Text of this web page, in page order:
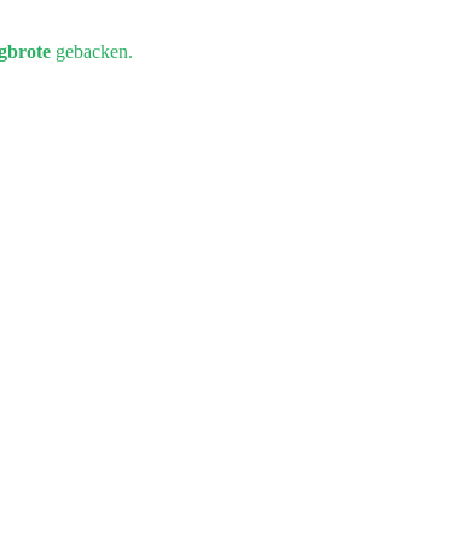
gebacken.